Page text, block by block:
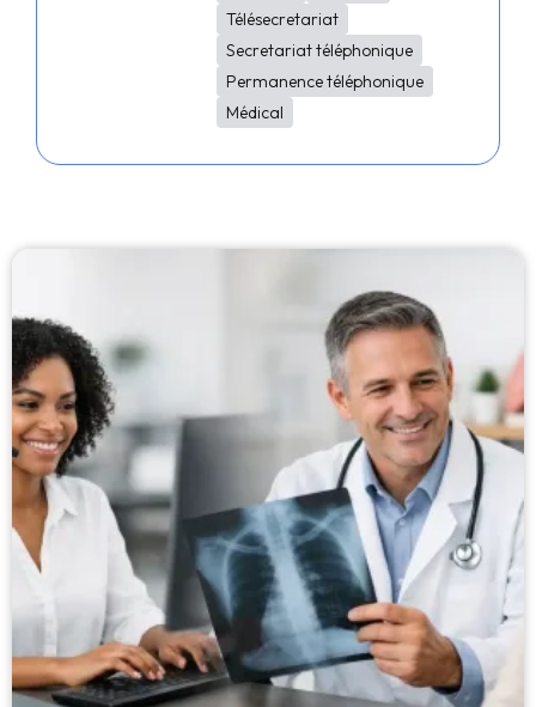
Télésecretariat
Secretariat téléphonique
Permanence téléphonique
Médical